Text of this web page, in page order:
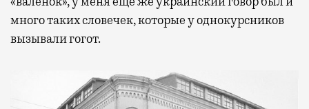
много таких словечек, которые у однокурсников
вызывали гогот.